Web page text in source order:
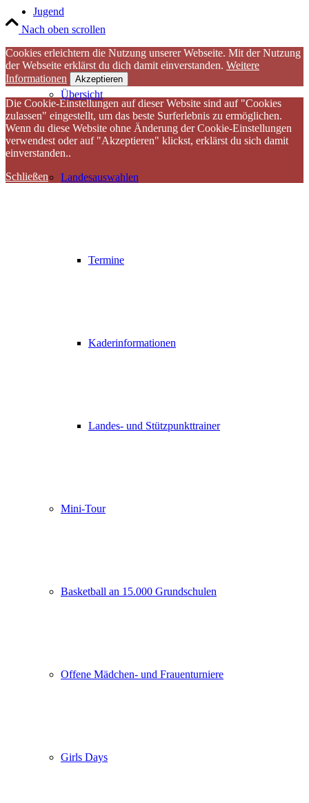
Jugend
Übersicht
Landesauswahlen
Termine
Kaderinformationen
Landes- und Stützpunkttrainer
Mini-Tour
Basketball an 15.000 Grundschulen
Offene Mädchen- und Frauenturniere
Girls Days
Nach oben scrollen
Cookies erleichtern die Nutzung unserer Webseite. Mit der Nutzung
der Webseite erklärst du dich damit einverstanden. Weitere
Informationen
Akzeptieren
Die Cookie-Einstellungen auf dieser Website sind auf "Cookies
zulassen" eingestellt, um das beste Surferlebnis zu ermöglichen.
Wenn du diese Website ohne Änderung der Cookie-Einstellungen
verwendest oder auf "Akzeptieren" klickst, erklärst du sich damit
einverstanden..
Schließen